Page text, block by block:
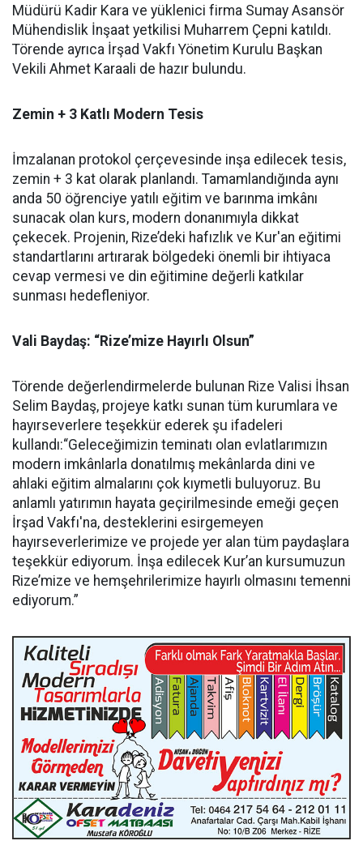
Müdürü Kadir Kara ve yüklenici firma Sumay Asansör
Mühendislik İnşaat yetkilisi Muharrem Çepni katıldı.
Törende ayrıca İrşad Vakfı Yönetim Kurulu Başkan
Vekili Ahmet Karaali de hazır bulundu.
Zemin + 3 Katlı Modern Tesis
İmzalanan protokol çerçevesinde inşa edilecek tesis,
zemin + 3 kat olarak planlandı. Tamamlandığında aynı
anda 50 öğrenciye yatılı eğitim ve barınma imkânı
sunacak olan kurs, modern donanımıyla dikkat
çekecek. Projenin, Rize’deki hafızlık ve Kur'an eğitimi
standartlarını artırarak bölgedeki önemli bir ihtiyaca
cevap vermesi ve din eğitimine değerli katkılar
sunması hedefleniyor.
Vali Baydaş: “Rize’mize Hayırlı Olsun”
Törende değerlendirmelerde bulunan Rize Valisi İhsan
Selim Baydaş, projeye katkı sunan tüm kurumlara ve
hayırseverlere teşekkür ederek şu ifadeleri
kullandı:“Geleceğimizin teminatı olan evlatlarımızın
modern imkânlarla donatılmış mekânlarda dini ve
ahlaki eğitim almalarını çok kıymetli buluyoruz. Bu
anlamlı yatırımın hayata geçirilmesinde emeği geçen
İrşad Vakfı'na, desteklerini esirgemeyen
hayırseverlerimize ve projede yer alan tüm paydaşlara
teşekkür ediyorum. İnşa edilecek Kur’an kursumuzun
Rize’mize ve hemşehrilerimize hayırlı olmasını temenni
ediyorum.”